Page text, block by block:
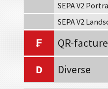
SEPA V2
SEPA V2
₣
QR-
D
Diverse